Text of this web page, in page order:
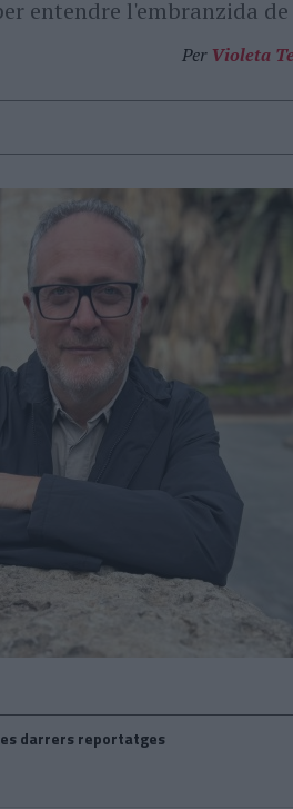
entendre l'embranzida
Per Violeta
darrers reportatges